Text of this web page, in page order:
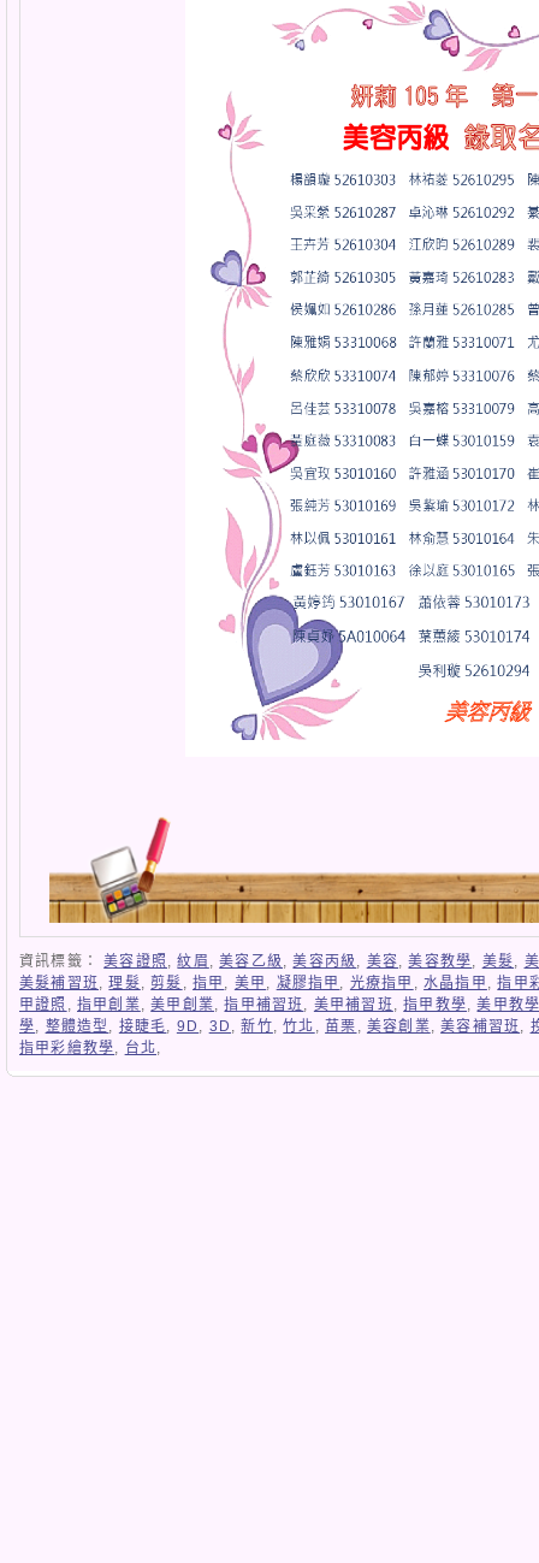
資訊標籤： 美容證照 ,紋眉 ,美容乙級 ,美容丙級 , 美容,美容教學, 美髮,
美髮補習班 ,理髮, 剪髮 ,指甲 , 美甲 , 凝膠指甲 , 光療指甲 ,水晶指甲 ,指甲
甲證照 ,指甲創業,美甲創業,指甲補習班 , 美甲補習班 ,指甲教學,美甲教
學, 整體造型 , 接睫毛, 9D , 3D ,新竹,竹北 , 苗栗 , 美容創業,美容補習班 ,
指甲彩繪教學, 台北,